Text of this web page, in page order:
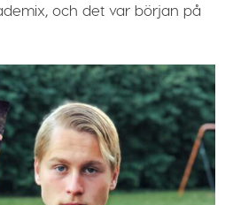
och det var början på